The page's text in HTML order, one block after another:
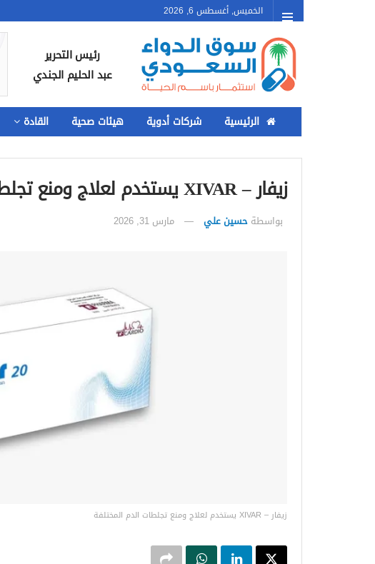
الخميس, أغسطس 6, 2026
رئيس التحرير
عبد الحليم الجندي
الرئيسية شركات أدوية هيئات صحية القادة
زيفار – XIVAR يستخدم لعلاج ومنع تجلطات الدم المختلفة
بواسطة حسين علي مارس 31, 2026
زيفار – XIVAR يستخدم لعلاج ومنع تجلطات الدم المختلفة